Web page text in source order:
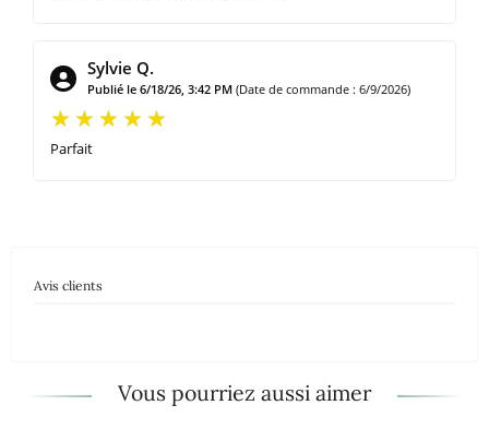
Sylvie Q.
Publié le 6/18/26, 3:42 PM (Date de commande : 6/9/2026)
Parfait
Avis clients
Vous pourriez aussi aimer